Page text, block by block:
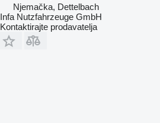
Njemačka, Dettelbach
Infa Nutzfahrzeuge GmbH
Kontaktirajte prodavatelja